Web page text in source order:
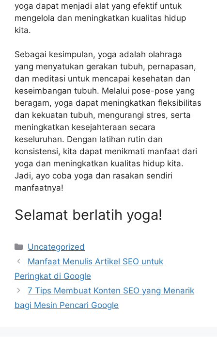
yoga dapat menjadi alat yang efektif untuk
mengelola dan meningkatkan kualitas hidup
kita.
Sebagai kesimpulan, yoga adalah olahraga
yang menyatukan gerakan tubuh, pernapasan,
dan meditasi untuk mencapai kesehatan dan
keseimbangan tubuh. Melalui pose-pose yang
beragam, yoga dapat meningkatkan fleksibilitas
dan kekuatan tubuh, mengurangi stres, serta
meningkatkan kesejahteraan secara
keseluruhan. Dengan latihan rutin dan
konsistensi, kita dapat menikmati manfaat dari
yoga dan meningkatkan kualitas hidup kita.
Jadi, ayo coba yoga dan rasakan sendiri
manfaatnya!
Selamat berlatih yoga!
Categories
Uncategorized
Manfaat Menulis Artikel SEO untuk
Peringkat di Google
7 Tips Membuat Konten SEO yang Menarik
bagi Mesin Pencari Google